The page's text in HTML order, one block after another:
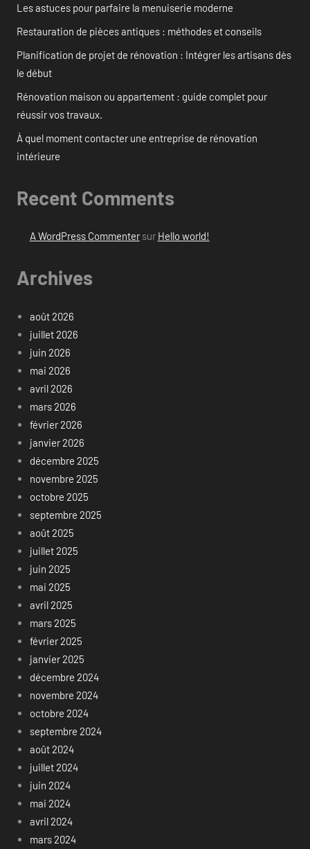
Les astuces pour parfaire la menuiserie moderne
Restauration de pièces antiques : méthodes et conseils
Planification de projet de rénovation : Intégrer les artisans dès
le début
Rénovation maison ou appartement : guide complet pour
réussir vos travaux.
À quel moment contacter une entreprise de rénovation
intérieure
Recent Comments
A WordPress Commentersur Hello world!
Archives
août 2026
juillet 2026
juin 2026
mai 2026
avril 2026
mars 2026
février 2026
janvier 2026
décembre 2025
novembre 2025
octobre 2025
septembre 2025
août 2025
juillet 2025
juin 2025
mai 2025
avril 2025
mars 2025
février 2025
janvier 2025
décembre 2024
novembre 2024
octobre 2024
septembre 2024
août 2024
juillet 2024
juin 2024
mai 2024
avril 2024
mars 2024